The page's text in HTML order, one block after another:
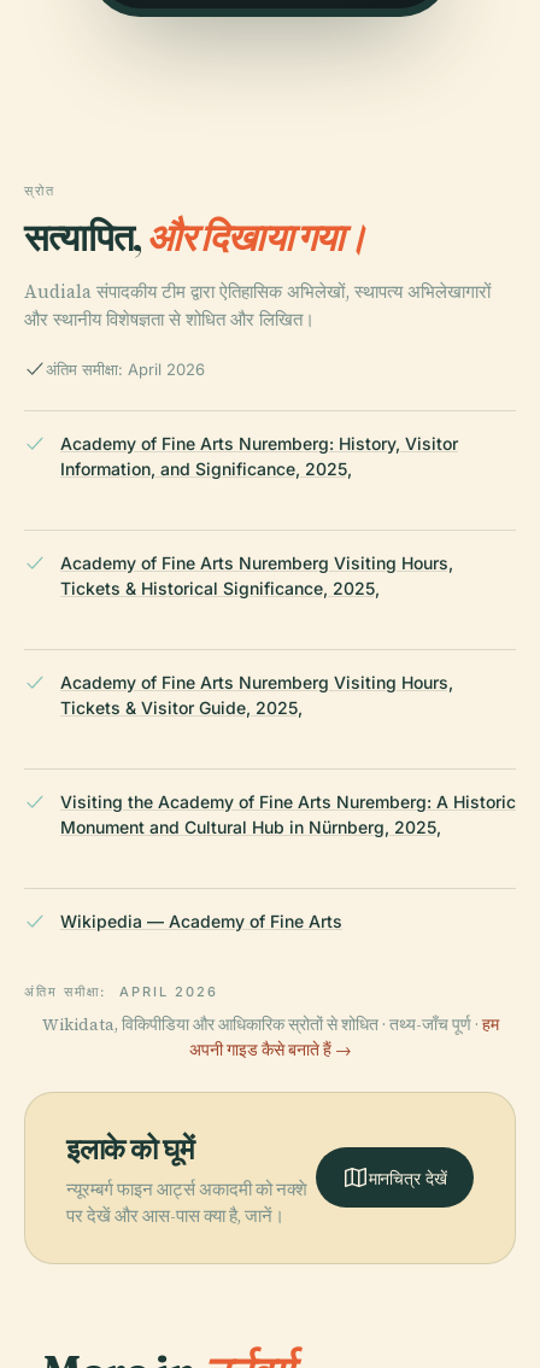
स्रोत
सत्यापित,और दिखाया गया।
Audiala संपादकीय टीम द्वारा ऐतिहासिक अभिलेखों, स्थापत्य अभिलेखागारों
और स्थानीय विशेषज्ञता से शोधित और लिखित।
अंतिम समीक्षा: April 2026
Academy of Fine Arts Nuremberg: History, Visitor
Information, and Significance, 2025,
Academy of Fine Arts Nuremberg Visiting Hours,
Tickets & Historical Significance, 2025,
Academy of Fine Arts Nuremberg Visiting Hours,
Tickets & Visitor Guide, 2025,
Visiting the Academy of Fine Arts Nuremberg: A Historic
Monument and Cultural Hub in Nürnberg, 2025,
Wikipedia — Academy of Fine Arts
अंतिम समीक्षा: APRIL 2026
Wikidata, विकिपीडिया और आधिकारिक स्रोतों से शोधित · तथ्य-जाँच पूर्ण · हम
अपनी गाइड कैसे बनाते हैं →
इलाके को घूमें
न्यूरम्बर्ग फाइन आर्ट्स अकादमी को नक्शे
पर देखें और आस-पास क्या है, जानें।
मानचित्र देखें